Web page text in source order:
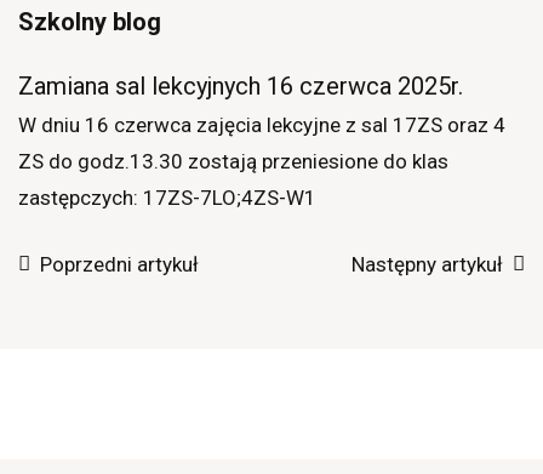
Szkolny blog
Zamiana sal lekcyjnych 16 czerwca 2025r.
W dniu 16 czerwca zajęcia lekcyjne z sal 17ZS oraz 4
ZS do godz.13.30 zostają przeniesione do klas
zastępczych: 17ZS-7LO;4ZS-W1
Poprzedni artykuł Następny artykuł